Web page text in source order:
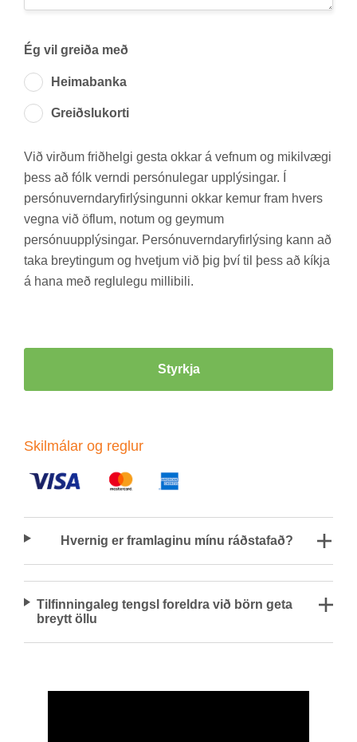
Hvernig er fram­lag­inu mínu ráð­staf­að?
Til­finn­inga­leg tengsl for­eldra við börn geta
breytt öllu
Ég vil greiða með
Heima­banka
Greiðslu­korti
Við virð­um frið­helgi gesta okk­ar á vefn­um og mik­il­vægi
þess að fólk verndi per­sónu­leg­ar upp­lýs­ing­ar. Í
per­sónu­vernd­ar­yf­ir­lýs­ing­unni okk­ar kem­ur fram hvers
vegna við öfl­um, not­um og geym­um
per­sónu­upp­lýs­ing­ar. Per­sónu­vernd­ar­yf­ir­lýs­ing kann að
taka breyt­ing­um og hvetj­um við þig því til þess að kíkja
á hana með reglu­legu milli­bili.
Styrkja
Skil­mál­ar og regl­ur